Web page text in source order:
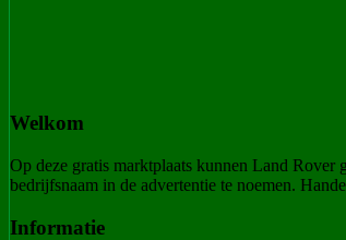
Welkom
Op deze gratis marktplaats kunnen Land Rover
bedrijfsnaam in de advertentie te noemen.
Informatie